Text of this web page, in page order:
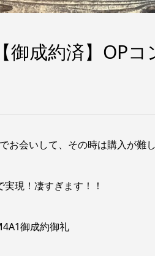
【御成約済】OP
お会いして、その時は購入が難
現！凄すぎます！！
御成約御礼